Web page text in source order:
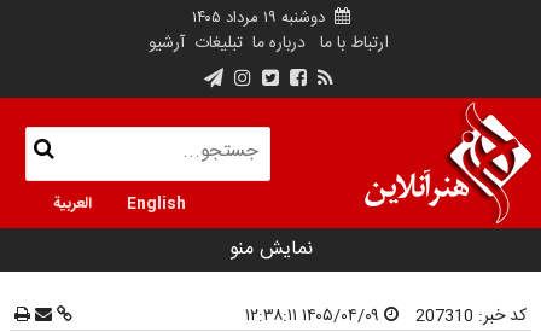
دوشنبه ۱۹ مرداد ۱۴۰۵
ارتباط با ما درباره ما تبلیغات آرشیو
English العربية
نمایش منو
کد خبر: 207310